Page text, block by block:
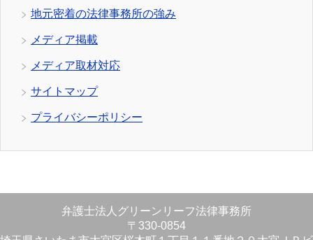
地元密着の法律事務所の強み
メディア掲載
メディア取材対応
サイトマップ
プライバシーポリシー
弁護士法人グリーンリーフ法律事務所
〒330-0854